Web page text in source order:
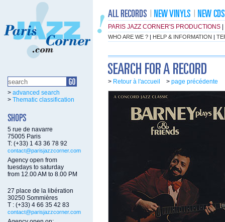
PARIS JAZZ CORNER'S PRODUCTIONS
WHO ARE WE ? | HELP & INFORMATION |
> advanced search
> Thematic classification
5 rue de navarre
75005 Paris
T: (+33) 1 43 36 78 92
contact@parisjazzcorner.com
Agency open from
tuesdays to saturday
from 12.00 AM to 8.00 PM
27 place de la libération
30250 Sommières
T : (+33) 4 66 35 42 83
contact@parisjazzcorner.com
> Retour à l'accueil > page précédente